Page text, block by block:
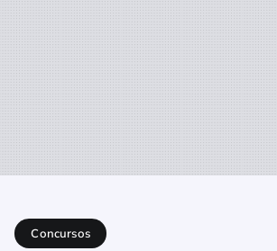
Home Concursos
Concursos